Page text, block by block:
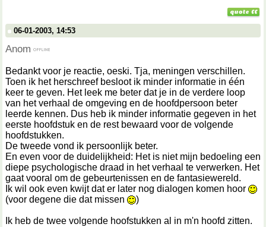
06-01-2003, 14:53
Anom
Bedankt voor je reactie, oeski. Tja, meningen verschillen.
Toen ik het herschreef besloot ik minder informatie in één
keer te geven. Het leek me beter dat je in de verdere loop
van het verhaal de omgeving en de hoofdpersoon beter
leerde kennen. Dus heb ik minder informatie gegeven in het
eerste hoofdstuk en de rest bewaard voor de volgende
hoofdstukken.
De tweede vond ik persoonlijk beter.
En even voor de duidelijkheid: Het is niet mijn bedoeling een
diepe psychologische draad in het verhaal te verwerken. Het
gaat vooral om de gebeurtenissen en de fantasiewereld.
Ik wil ook even kwijt dat er later nog dialogen komen hoor
(voor degene die dat missen
)
Ik heb de twee volgende hoofstukken al in m'n hoofd zitten.